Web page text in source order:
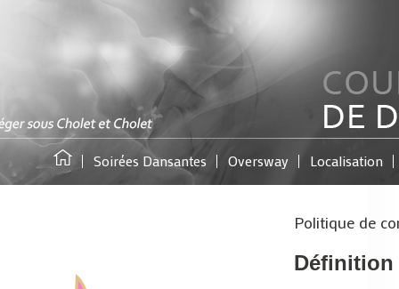
Soirées Dansantes Oversway Localisation
Politique de
Définition